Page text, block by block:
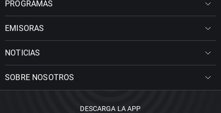
PROGRAMAS
EMISORAS
NOTICIAS
SOBRE NOSOTROS
DESCARGA LA APP